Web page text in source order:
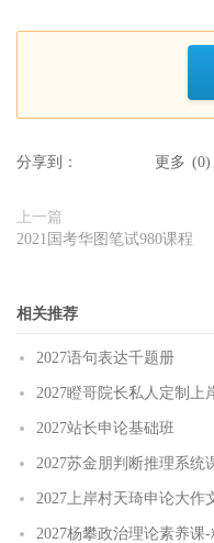
分享到： 更多 (0)
上一篇
2021国考华图笔试980课程
相关推荐
2027语句表达千题册
2027瞪哥院长私人定制上
2027站长申论基础班
2027苏金朋判断推理系统
2027上岸村天琦申论大作
2027杨攀政治理论素养课-